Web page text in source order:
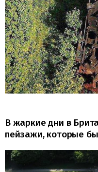
В жаркие дни в
пейзажи, которые